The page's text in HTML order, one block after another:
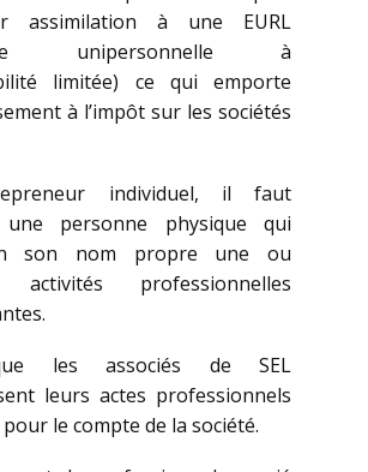
assimilation à une EURL
unipersonnelle à
limitée) ce qui emporte
à l’impôt sur les sociétés
individuel, il faut
une personne physique qui
son nom propre une ou
activités professionnelles
les associés de SEL
leurs actes professionnels
le compte de la société.